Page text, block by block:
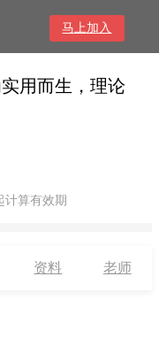
马上加入
用而生，理论
计算有效期
资料 老师